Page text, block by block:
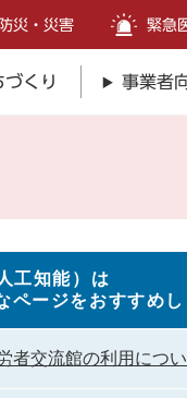
防災・災害 緊急
くり 事業者
工知能）は
ページをおすすめ
者交流館の利用につ